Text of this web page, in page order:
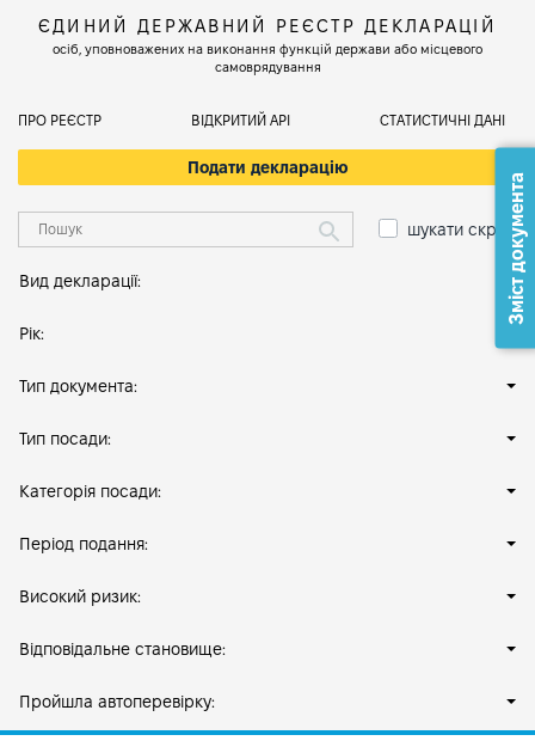
ЄДИНИЙ ДЕРЖАВНИЙ РЕЄСТР ДЕКЛАРАЦІЙ
осіб, уповноважених на виконання функцій держави або місцевого
самоврядування
ПРО РЕЄСТР ВІДКРИТИЙ АРІ СТАТИСТИЧНІ ДАНІ
Подати декларацію
шукати скрізь
Вид декларації:
Рік:
Тип документа:
Тип посади:
Категорія посади:
Період подання:
Високий ризик:
Відповідальне становище:
Пройшла автоперевірку:
Зміст документа